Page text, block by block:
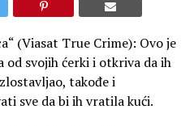
(Viasat True Crime): Ovo je
od svojih ćerki i otkriva da ih
takođe i
sve da bi ih vratila kući.